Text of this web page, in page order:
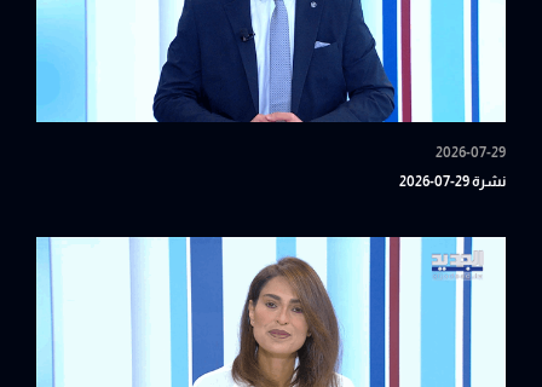
2026-07-29
نشرة 29-07-2026